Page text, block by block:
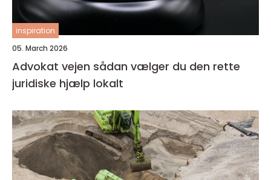
inspiration
05. March 2026
Advokat vejen sådan vælger du den rette
juridiske hjælp lokalt